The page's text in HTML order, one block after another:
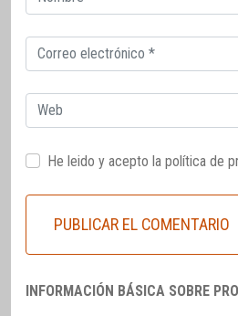
electrónico
Correo
electrónico
Web
He leido y acepto la política de
INFORMACIÓN BÁSICA SOBRE